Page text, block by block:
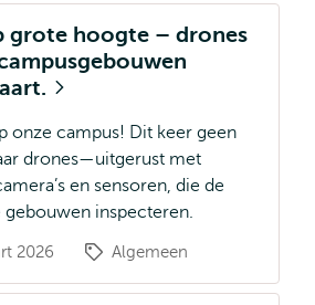
grote hoogte – drones
onze campus! Dit keer geen
drones—uitgerust met
en sensoren, die de
gebouwen inspecteren.
2026 Algemeen